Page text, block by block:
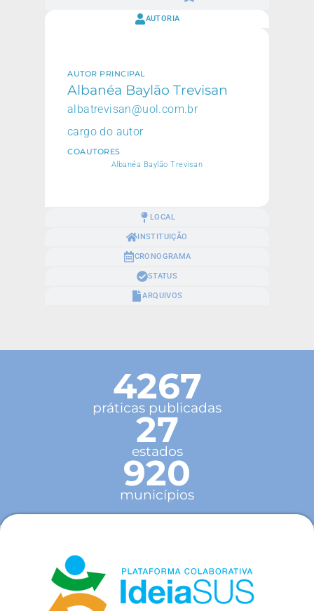
AUTORIA
LOCAL
INSTITUIÇÃO
CRONOGRAMA
STATUS
ARQUIVOS
AUTOR PRINCIPAL
Albanéa Baylão Trevisan
albatrevisan@uol.com.br
cargo do autor
COAUTORES
Albanéa Baylão Trevisan
4267
práticas publicadas
27
estados
920
municípios